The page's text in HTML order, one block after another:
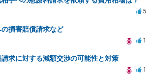
5
損害賠償請求など
1
求に対する減額交渉の可能性と対策
1